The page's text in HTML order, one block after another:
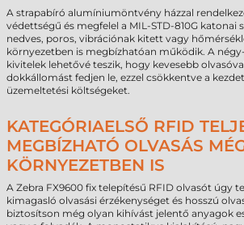
A strapabíró alumíniumöntvény házzal
védettségű és megfelel a MIL-STD-810G katonai
nedves, poros, vibrációnak kitett vagy
környezetben is megbízhatóan működik. A
kivitelek lehetővé teszik, hogy kevesebb
dokkállomást fedjen le, ezzel csökkentve a
üzemeltetési költségeket.
KATEGÓRIAELSŐ RFID
MEGBÍZHATÓ OLVASÁS
KÖRNYEZETBEN IS
A Zebra FX9600 fix telepítésű RFID olvasót úgy
kimagasló olvasási érzékenységet és hosszú
biztosítson még olyan kihívást jelentő anyagok